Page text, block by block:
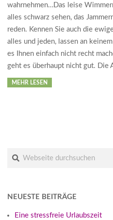
wahrnehmen…Das leise
alles schwarz sehen, das
reden. Kennen Sie auch die
alles und jeden, lassen an
es Ihnen einfach nicht recht
geht es überhaupt nicht gut. Die
MEHR LESEN
Suche
NEUESTE BEITRÄGE
Eine stressfreie Urlaubszeit